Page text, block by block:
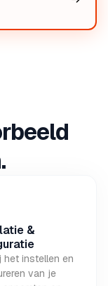
&
het instellen en
van je